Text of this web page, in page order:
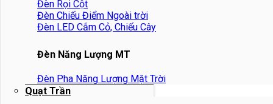
Đèn Rọi Cột
Đèn Chiếu Điểm Ngoài trời
Đèn LED Cắm Cỏ, Chiếu Cây
Đèn Năng Lượng MT
Đèn Pha Năng Lượng Mặt Trời
Quạt Trần